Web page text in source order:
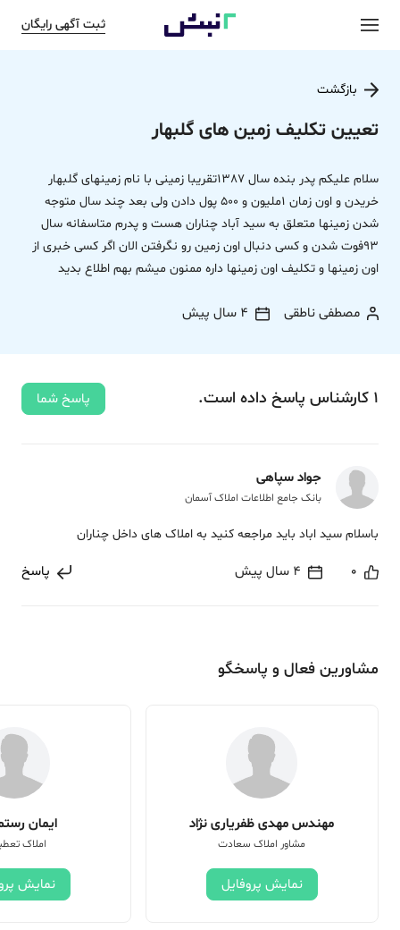
ثبت آگهی رایگان
بازگشت
تعیین تکلیف زمین های گلبهار
سلام علیکم پدر بنده سال 1387تقریبا زمینی با نام زمینهای گلبهار
خریدن و اون زمان 1ملیون و 500 پول دادن ولی بعد چند سال متوجه
شدن زمینها متعلق به سید آباد چناران هست و پدرم متاسفانه سال
93فوت شدن‌ و کسی دنبال اون زمین رو نگرفتن الان اگر کسی خبری از
اون زمینها و تکلیف اون زمینها داره ممنون میشم بهم اطلاع بدید
مصطفی ناطقی 4 سال پیش
1 کارشناس پاسخ داده‌ است. پاسخ شما
جواد سپاهی
بانک جامع اطلاعات املاک آسمان
باسلام سید اباد باید مراجعه کنید به املاک های داخل چناران
0 4 سال پیش پاسخ
مشاورین فعال و پاسخگو
مهندس مهدی ظفریاری نژاد
مشاور املاک سعادت
نمایش پروفایل
ایمان
املاک
نمایش